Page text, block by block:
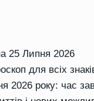
25 Липня 2026
для всіх
2026 року: час